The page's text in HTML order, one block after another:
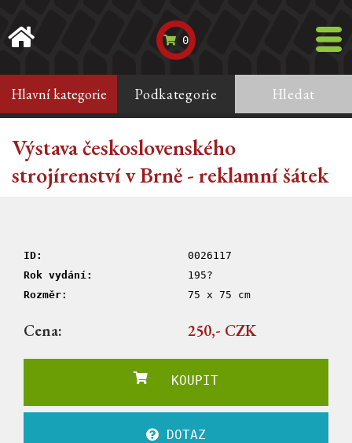
0
Hlavní kategorie Podkategorie Hledat
Výstava československého
strojírenství v Brně - reklamní šátek
ID:
0026117
Rok vydání:
195?
Rozměr:
75 x 75 cm
Cena: 250,- CZK
KOUPIT
DOTAZ